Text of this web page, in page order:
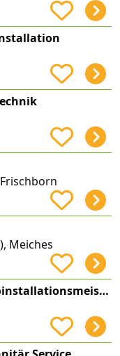
Meiches
Heinz Heuser Elektroinstallationsmeister